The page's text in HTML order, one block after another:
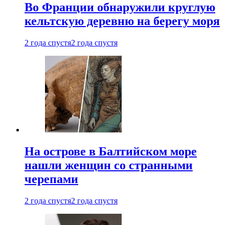
Во Франции обнаружили круглую
кельтскую деревню на берегу моря
2 года спустя2 года спустя
На острове в Балтийском море
нашли женщин со странными
черепами
2 года спустя2 года спустя